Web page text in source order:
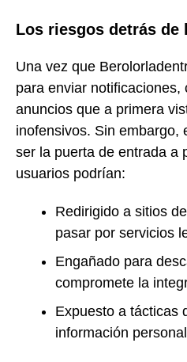
Los riesgos detrás de
Una vez que
para enviar notificaciones,
anuncios que a primera
inofensivos. Sin embargo,
ser la puerta de entrada a
usuarios podrían:
Redirigido a sitios
pasar por servicios
Engañado para
compromete la
Expuesto a tácticas
información